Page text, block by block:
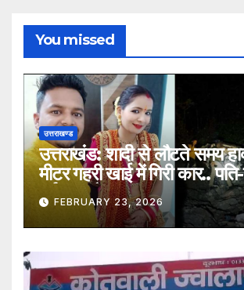
You missed
उत्तराखण्ड
उत्तराखंड: शादी से लौटते समय
मीटर गहरी खाई में गिरी कार..
दर्दनाक मौत
FEBRUARY 23, 2026